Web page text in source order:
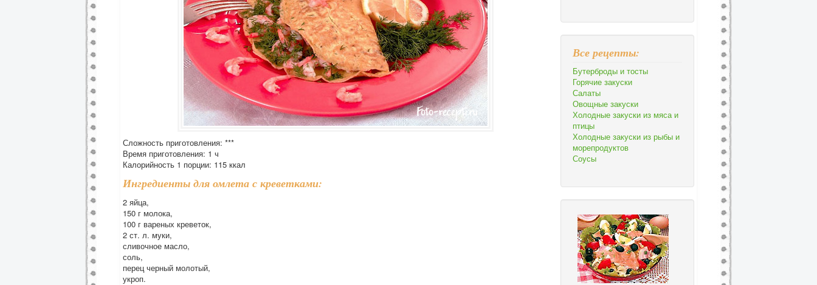
Сложность приготовления: ***
Время приготовления: 1 ч
Калорийность 1 порции: 115 ккал
Ингредиенты для омлета с креветками:
2 яйца,
150 г молока,
100 г вареных креветок,
2 ст. л. муки,
сливочное масло,
соль,
перец черный молотый,
укроп.
Все рецепты:
Бутерброды и тосты
Горячие закуски
Салаты
Овощные закуски
Холодные закуски из мяса и
птицы
Холодные закуски из рыбы и
морепродуктов
Соусы